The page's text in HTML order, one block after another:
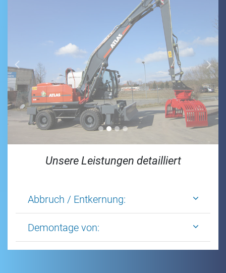
Previous Next
Unsere Leistungen detailliert
Abbruch / Entkernung:
Demontage von: